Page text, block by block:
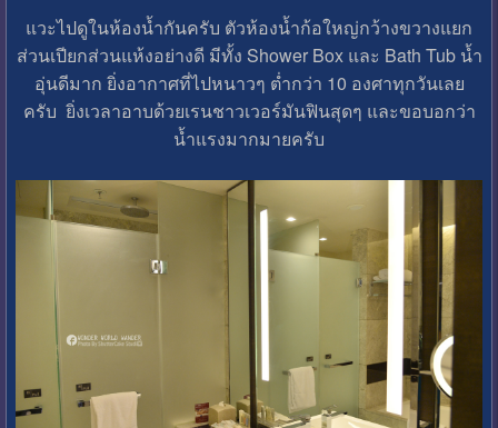
แวะไปดูในห้องน้ำกันครับ ตัวห้องน้ำก้อใหญ่กว้างขวางแยก
ส่วนเปียกส่วนแห้งอย่างดี มีทั้ง Shower Box และ Bath Tub น้ำ
อุ่นดีมาก ยิ่งอากาศที่ไปหนาวๆ ต่ำกว่า 10 องศาทุกวันเลย
ครับ ยิ่งเวลาอาบด้วยเรนชาวเวอร์มันฟินสุดๆ และขอบอกว่า
น้ำแรงมากมายครับ